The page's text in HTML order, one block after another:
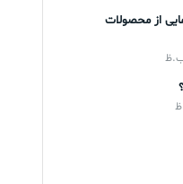
از محصولات